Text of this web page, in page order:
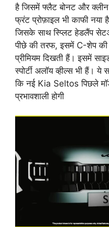
है जिसमें फ्लैट बोनट और क्लीन
फ्रंट प्रोफ़ाइल भी काफी
जिसके साथ स्प्लिट हेडलैंप
पीछे की तरफ, इसमें C-शेप
प्रीमियम दिखती हैं। इसमें
स्पोर्टी अलॉय व्हील्स भी हैं। ये
कि नई Kia Seltos पिछले
प्रभावशाली होगी